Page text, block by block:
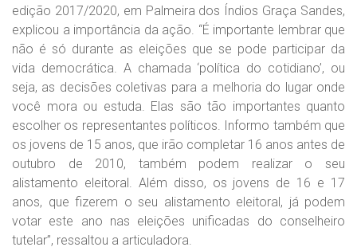
edição 2017/2020, em Palmeira dos Índios Graça Sandes,
explicou a importância da ação. “É importante lembrar que
não é só durante as eleições que se pode participar da
vida democrática. A chamada ‘política do cotidiano’, ou
seja, as decisões coletivas para a melhoria do lugar onde
você mora ou estuda. Elas são tão importantes quanto
escolher os representantes políticos. Informo também que
os jovens de 15 anos, que irão completar 16 anos antes de
outubro de 2010, também podem realizar o seu
alistamento eleitoral. Além disso, os jovens de 16 e 17
anos, que fizerem o seu alistamento eleitoral, já podem
votar este ano nas eleições unificadas do conselheiro
tutelar”, ressaltou a articuladora.